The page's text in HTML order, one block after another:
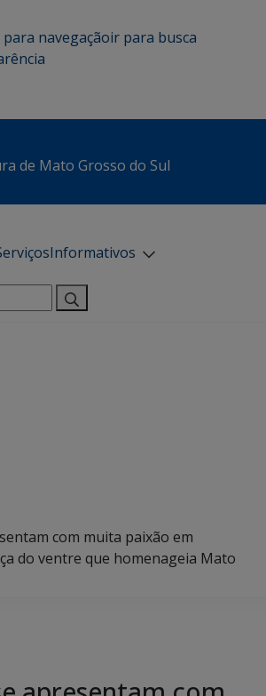
para navegaçãoir para busca
de Mato Grosso do Sul
Informativos
com muita paixão em
do ventre que homenageia Mato